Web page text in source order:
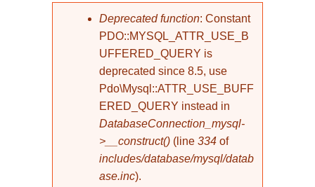
Fehlermeldung
Deprecated function: Constant
PDO::MYSQL_ATTR_USE_B
UFFERED_QUERY is
deprecated since 8.5, use
Pdo\Mysql::ATTR_USE_BUFF
ERED_QUERY instead in
DatabaseConnection_mysql-
>__construct() (line 334 of
includes/database/mysql/datab
ase.inc).